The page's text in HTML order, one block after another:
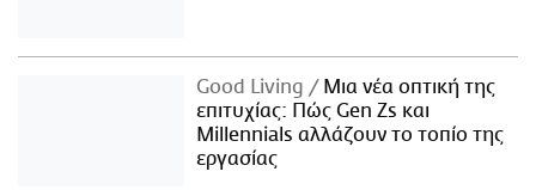
Good Living
Μια νέα οπτική της
επιτυχίας: Πώς Gen Zs και
Millennials αλλάζουν το τοπίο της
εργασίας